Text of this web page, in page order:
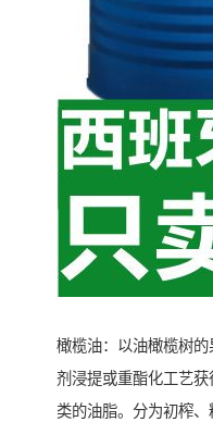
橄榄油：以油橄榄树
剂浸提或重酯化工艺
类的油脂。分为初榨、